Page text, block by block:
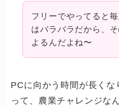
フリーでやってると毎
はバラバラだから、
よるんだよね〜
PCに向かう時間が長くな
って、農業チャレンジな